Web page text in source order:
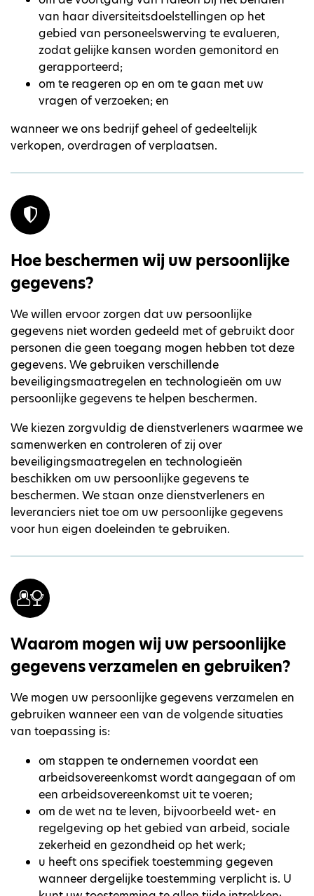
van haar diversiteitsdoelstellingen op het
gebied van personeelswerving te evalueren,
zodat gelijke kansen worden gemonitord en
gerapporteerd;
om te reageren op en om te gaan met uw
vragen of verzoeken; en
wanneer we ons bedrijf geheel of gedeeltelijk
verkopen, overdragen of verplaatsen.
Hoe beschermen wij uw persoonlijke
gegevens?
We willen ervoor zorgen dat uw persoonlijke
gegevens niet worden gedeeld met of gebruikt door
personen die geen toegang mogen hebben tot deze
gegevens. We gebruiken verschillende
beveiligingsmaatregelen en technologieën om uw
persoonlijke gegevens te helpen beschermen.
We kiezen zorgvuldig de dienstverleners waarmee we
samenwerken en controleren of zij over
beveiligingsmaatregelen en technologieën
beschikken om uw persoonlijke gegevens te
beschermen. We staan onze dienstverleners en
leveranciers niet toe om uw persoonlijke gegevens
voor hun eigen doeleinden te gebruiken.
Waarom mogen wij uw persoonlijke
gegevens verzamelen en gebruiken?
We mogen uw persoonlijke gegevens verzamelen en
gebruiken wanneer een van de volgende situaties
van toepassing is:
om stappen te ondernemen voordat een
arbeidsovereenkomst wordt aangegaan of om
een arbeidsovereenkomst uit te voeren;
om de wet na te leven, bijvoorbeeld wet- en
regelgeving op het gebied van arbeid, sociale
zekerheid en gezondheid op het werk;
u heeft ons specifiek toestemming gegeven
wanneer dergelijke toestemming verplicht is. U